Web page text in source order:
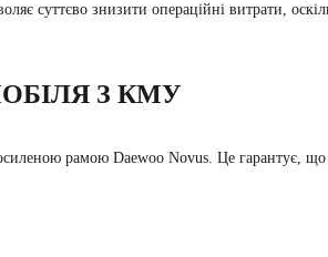
суттєво знизити операційні витрати,
З КМУ
рамою Daewoo Novus. Це гарантує, що